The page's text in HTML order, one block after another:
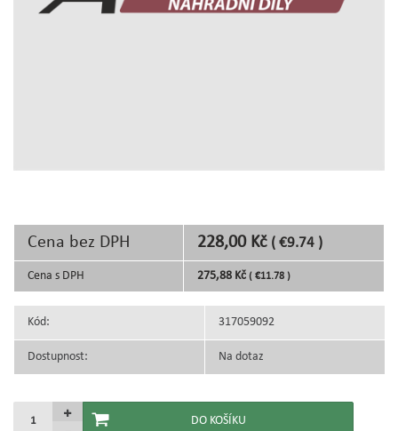
Cena bez DPH 228,00 Kč ( €9.74 )
Cena s DPH 275,88 Kč ( €11.78 )
Kód: 317059092
Dostupnost: Na dotaz